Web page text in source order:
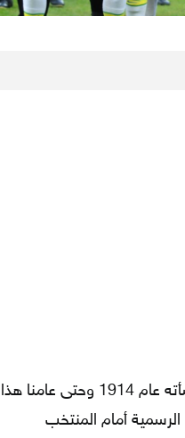
، إذ منذ نشأته عام 1914 وحتى عامنا هذا
أمام المنتخب